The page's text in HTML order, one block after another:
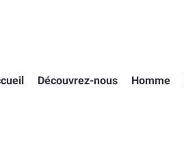
Découvrez-nous Homme